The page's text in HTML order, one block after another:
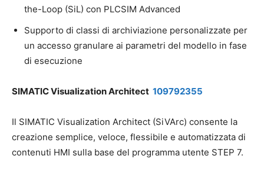
the-Loop (SiL) con PLCSIM Advanced
Supporto di classi di archiviazione personalizzate per
un accesso granulare ai parametri del modello in fase
di esecuzione
SIMATIC Visualization Architect 109792355
Il SIMATIC Visualization Architect (SiVArc) consente la
creazione semplice, veloce, flessibile e automatizzata di
contenuti HMI sulla base del programma utente STEP 7.